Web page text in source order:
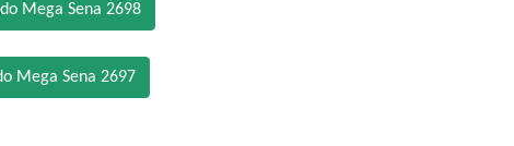
Mega Sena 2698
Mega Sena 2697